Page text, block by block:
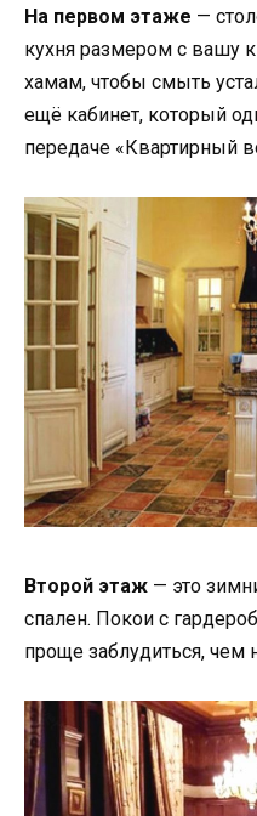
На первом этаже —
кухня размером с вашу
хамам, чтобы смыть
ещё кабинет, который
передаче «Квартирный
Второй этаж — это
спален. Покои с
проще заблудиться, чем